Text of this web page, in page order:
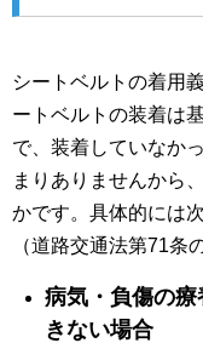
シートベルトの着用
ートベルトの装着は
で、装着していなか
まりありませんから
かです。具体的には
（道路交通法第71条
病気・負傷の
きない場合